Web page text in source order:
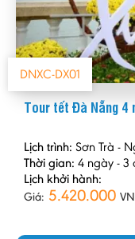
DNXC-DX01
Tour tết Đà Nẵng 4
Lịch trình: Sơn Trà -
Thời gian: 4 ngày - 3
Lịch khởi hành:
Giá: 5.420.000